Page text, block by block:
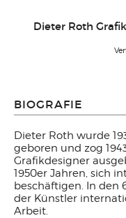
Dieter Roth
BIOGRAFIE
Dieter Roth wurde
geboren und zog
Grafikdesigner
1950er Jahren, sich
beschäftigen. In den
der Künstler
Arbeit.